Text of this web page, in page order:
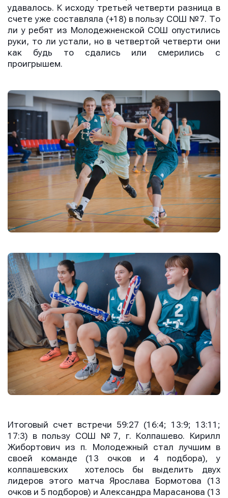
удавалось. К исходу третьей четверти разница в
счете уже составляла (+18) в пользу СОШ №7. То
ли у ребят из Молодежненской СОШ опустились
руки, то ли устали, но в четвертой четверти они
как будь то сдались или смерились с
проигрышем.
Итоговый счет встречи 59:27 (16:4; 13:9; 13:11;
17:3) в пользу СОШ №7, г. Колпашево. Кирилл
Жибортович из п. Молодежный стал лучшим в
своей команде (13 очков и 4 подбора), у
колпашевских хотелось бы выделить двух
лидеров этого матча Ярослава Бормотова (13
очков и 5 подборов) и Александра Марасанова (13